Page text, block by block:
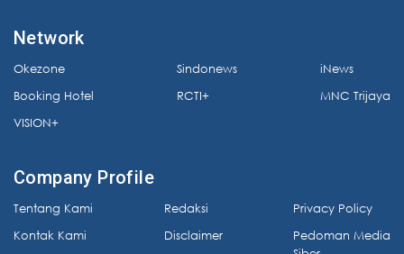
Network
Okezone
Booking Hotel
VISION+
Sindonews
RCTI+
iNews
MNC Trijaya
Company Profile
Tentang Kami
Kontak Kami
Redaksi
Disclaimer
Privacy Policy
Pedoman Media